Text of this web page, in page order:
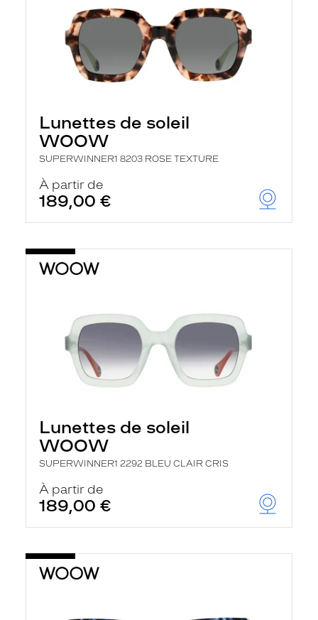
Lunettes de soleil
WOOW
SUPERWINNER1 8203 ROSE TEXTURE
À partir de
189,00 €
Lunettes de soleil
WOOW
SUPERWINNER1 2292 BLEU CLAIR CRIS
À partir de
189,00 €